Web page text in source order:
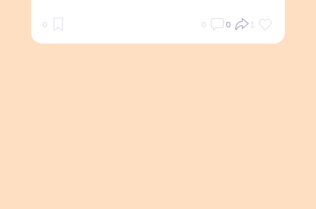
0 0 0 1